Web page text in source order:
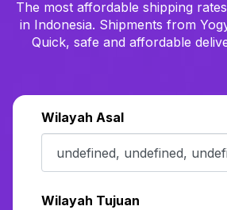
The most affordable shipping
in Indonesia. Shipments from
Quick, safe and affordable
Wilayah Asal
Wilayah Tujuan